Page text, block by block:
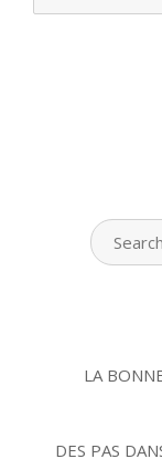
SEARCH
FOR:
LA
DES PAS